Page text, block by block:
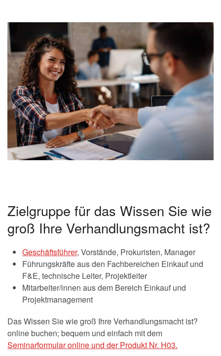
Zielgruppe für das Wissen Sie wie
groß Ihre Verhandlungsmacht ist?
Geschäftsführer, Vorstände, Prokuristen, Manager
Führungskräfte aus den Fachbereichen Einkauf und
F&E, technische Leiter, Projektleiter
Mitarbeiter/innen aus dem Bereich Einkauf und
Projektmanagement
Das Wissen Sie wie groß Ihre Verhandlungsmacht ist?
online buchen; bequem und einfach mit dem
Seminarformular online und der Produkt Nr. H03.